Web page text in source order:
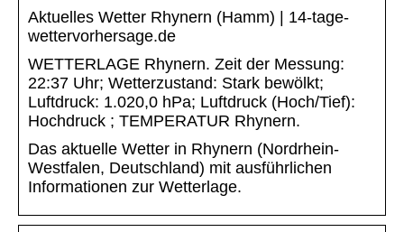
Aktuelles Wetter Rhynern (Hamm) | 14-tage-
wettervorhersage.de
WETTERLAGE Rhynern. Zeit der Messung:
22:37 Uhr; Wetterzustand: Stark bewölkt;
Luftdruck: 1.020,0 hPa; Luftdruck (Hoch/Tief):
Hochdruck ; TEMPERATUR Rhynern.
Das aktuelle Wetter in Rhynern (Nordrhein-
Westfalen, Deutschland) mit ausführlichen
Informationen zur Wetterlage.